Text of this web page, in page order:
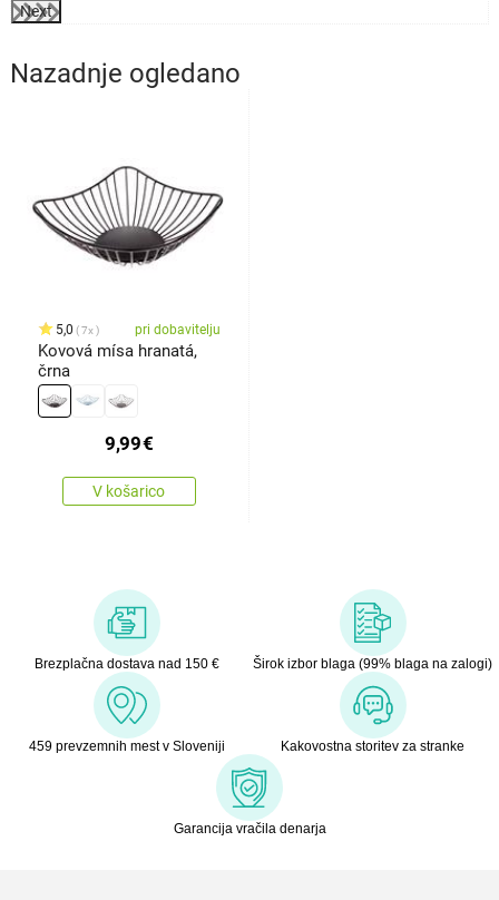
Next
Nazadnje ogledano
5,0 7x pri dobavitelju
Kovová mísa hranatá,
črna
9,99€
V košarico
Brezplačna dostava nad 150 € Širok izbor blaga (99% blaga na zalogi)
459 prevzemnih mest v Sloveniji Kakovostna storitev za stranke
Garancija vračila denarja